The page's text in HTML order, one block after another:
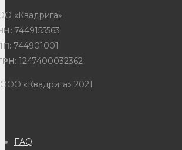
«Квадрига»
7449155563
744901001
1247400032362
«Квадрига» 2021
FAQ